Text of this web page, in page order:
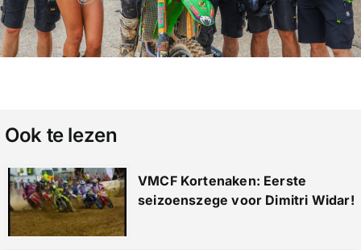
Ook te lezen
VMCF Kortenaken: Eerste
seizoenszege voor Dimitri Widar!